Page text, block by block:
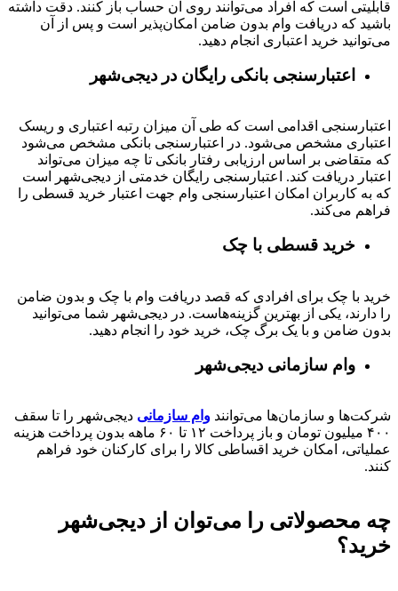
قابلیتی است که افراد می‌توانند روی آن حساب باز کنند. دقت داشته
باشید که دریافت وام بدون ضامن امکان‌پذیر است و پس از آن
می‌توانید خرید اعتباری انجام دهید.
اعتبارسنجی بانکی رایگان در دیجی‌شهر
اعتبارسنجی اقدامی است که طی آن میزان رتبه اعتباری و ریسک
اعتباری مشخص می‌شود. در اعتبارسنجی بانکی مشخص می‌شود
که متقاضی بر اساس ارزیابی رفتار بانکی تا چه میزان می‌تواند
اعتبار دریافت کند. اعتبارسنجی رایگان خدمتی از دیجی‌شهر است
که به کاربران امکان اعتبارسنجی وام جهت اعتبار خرید قسطی را
فراهم می‌کند.
خرید قسطی با چک
خرید با چک برای افرادی که قصد دریافت وام با چک و بدون ضامن
را دارند، یکی از بهترین گزینه‌هاست. در دیجی‌شهر شما می‌توانید
بدون ضامن و با یک برگ چک، خرید خود را انجام دهید.
وام سازمانی دیجی‌شهر
شرکت‌ها و سازمان‌ها می‌توانند وام سازمانی دیجی‌شهر را تا سقف
۴۰۰ میلیون تومان و باز پرداخت ۱۲ تا ۶۰
ماهه بدون پرداخت هزینه
عملیاتی، امکان خرید اقساطی کالا را برای کارکنان خود فراهم
کنند.
چه محصولاتی را می‌توان از دیجی‌شهر
خرید؟